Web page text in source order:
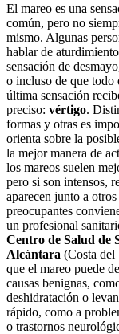
El mareo es una
común, pero no
mismo. Algunas
hablar de
sensación de
o incluso de que todo
última sensación
preciso: vértigo.
formas y otras es
orienta sobre la
la mejor manera de
los mareos suelen
pero si son intensos,
aparecen junto a
preocupantes
un profesional
Centro de Salud de
Alcántara (Costa del
que el mareo puede
causas benignas,
deshidratación o
rápido, como a
o trastornos